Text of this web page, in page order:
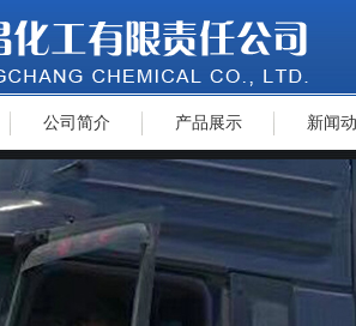
公司简介 产品展示 新闻